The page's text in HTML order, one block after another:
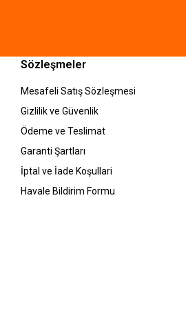
Sözleşmeler
Mesafeli Satış Sözleşmesi
Gizlilik ve Güvenlik
Ödeme ve Teslimat
Garanti Şartları
İptal ve İade Koşullari
Havale Bildirim Formu